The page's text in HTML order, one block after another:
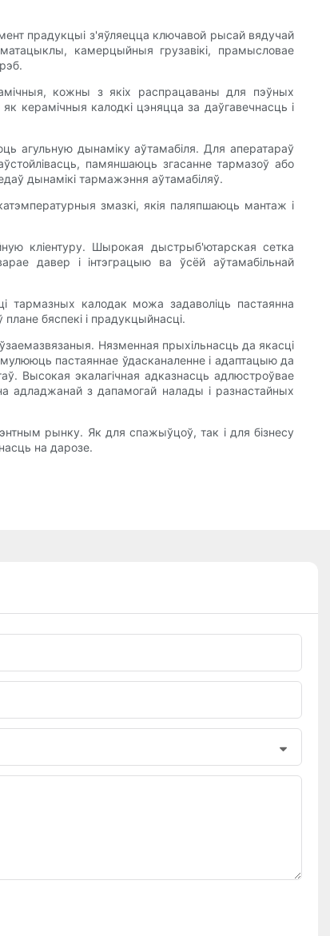
прадукцыі з'яўляецца ключавой рысай вядучай
камерцыйныя грузавікі, прамысловае
кожны з якіх распрацаваны для пэўных
керамічныя калодкі цэняцца за даўгавечнасць і
агульную дынаміку аўтамабіля. Для аператараў
памяншаюць згасанне тармазоў або
дынамікі тармажэння аўтамабіляў.
змазкі, якія паляпшаюць мантаж і
кліентуру. Шырокая дыстрыб'ютарская сетка
давер і інтэграцыю ва ўсёй аўтамабільнай
тармазных калодак можа задаволіць пастаянна
бяспекі і прадукцыйнасці.
Нязменная прыхільнасць да якасці
пастаяннае ўдасканаленне і адаптацыю да
Высокая экалагічная адказнасць адлюстроўвае
адладжанай з дапамогай налады і разнастайных
рынку. Як для спажыўцоў, так і для бізнесу
на дарозе.